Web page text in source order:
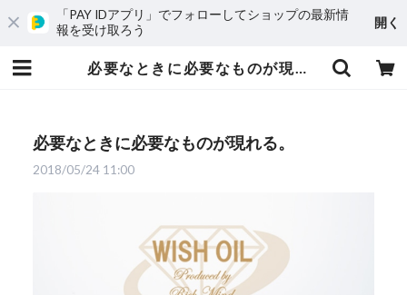
「PAY IDアプリ」でフォローしてショップの最新情
報を受け取ろう
開く
必要なときに必要なものが現れる。 | richmind
必要なときに必要なものが現れる。
2018/05/24 11:00